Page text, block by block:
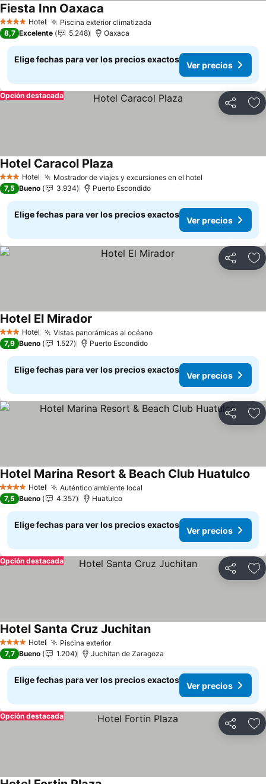
4 EstrellasHotel Piscina exterior climatizada
Fiesta Inn Oaxaca
8,7 Excelente 5.248 Oaxaca
Elige fechas para ver los precios exactos
Ver precios
Compartir
Opción destacada
3 Estrellas
Hotel Mostrador de viajes y excursiones en el hotel
Hotel Caracol Plaza
7,5 Bueno 3.934 Puerto Escondido
Elige fechas para ver los precios exactos
Ver precios
Compartir
3 Estrellas
Hotel Vistas panorámicas al océano
Hotel El Mirador
7,9 Bueno 1.527 Puerto Escondido
Elige fechas para ver los precios exactos
Ver precios
Compartir
4 EstrellasHotel Auténtico ambiente local
Hotel Marina Resort & Beach Club Huatulco
7,5 Bueno 4.357 Huatulco
Elige fechas para ver los precios exactos
Ver precios
Compartir
Opción destacada
4 EstrellasHotel Piscina exterior
Hotel Santa Cruz Juchitan
7,7 Bueno 1.204 Juchitan de Zaragoza
Elige fechas para ver los precios exactos
Ver precios
Compartir
Opción destacada